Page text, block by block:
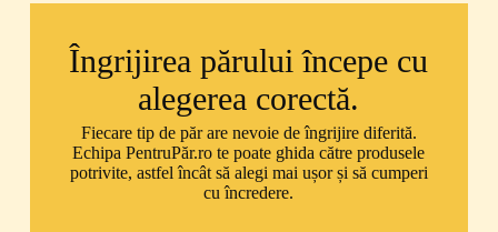
Îngrijirea părului începe cu
alegerea corectă.
Fiecare tip de păr are nevoie de îngrijire diferită.
Echipa PentruPăr.ro te poate ghida către produsele
potrivite, astfel încât să alegi mai ușor și să cumperi
cu încredere.